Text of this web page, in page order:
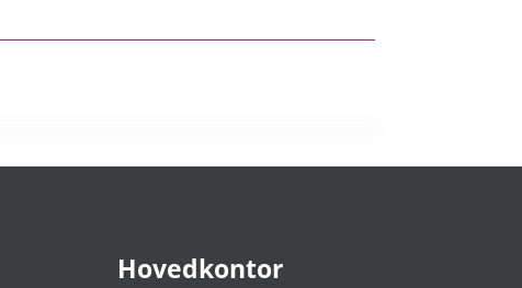
Hovedkontor